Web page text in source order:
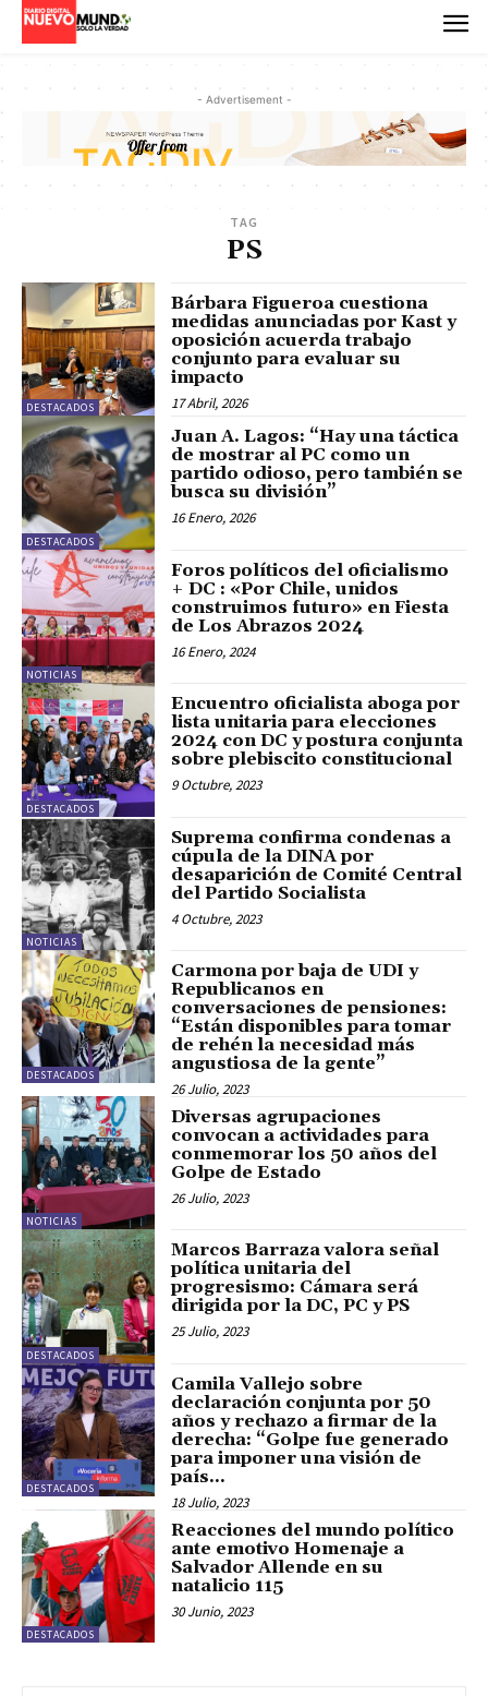
- Advertisement -
TAG
PS
DESTACADOS
Bárbara Figueroa cuestiona
medidas anunciadas por Kast y
oposición acuerda trabajo
conjunto para evaluar su
impacto
17 Abril, 2026
DESTACADOS
Juan A. Lagos: “Hay una táctica
de mostrar al PC como un
partido odioso, pero también se
busca su división”
16 Enero, 2026
NOTICIAS
Foros políticos del oficialismo
+ DC : «Por Chile, unidos
construimos futuro» en Fiesta
de Los Abrazos 2024
16 Enero, 2024
DESTACADOS
Encuentro oficialista aboga por
lista unitaria para elecciones
2024 con DC y postura conjunta
sobre plebiscito constitucional
9 Octubre, 2023
NOTICIAS
Suprema confirma condenas a
cúpula de la DINA por
desaparición de Comité Central
del Partido Socialista
4 Octubre, 2023
DESTACADOS
Carmona por baja de UDI y
Republicanos en
conversaciones de pensiones:
“Están disponibles para tomar
de rehén la necesidad más
angustiosa de la gente”
26 Julio, 2023
NOTICIAS
Diversas agrupaciones
convocan a actividades para
conmemorar los 50 años del
Golpe de Estado
26 Julio, 2023
DESTACADOS
Marcos Barraza valora señal
política unitaria del
progresismo: Cámara será
dirigida por la DC, PC y PS
25 Julio, 2023
DESTACADOS
Camila Vallejo sobre
declaración conjunta por 50
años y rechazo a firmar de la
derecha: “Golpe fue generado
para imponer una visión de
país...
18 Julio, 2023
DESTACADOS
Reacciones del mundo político
ante emotivo Homenaje a
Salvador Allende en su
natalicio 115
30 Junio, 2023